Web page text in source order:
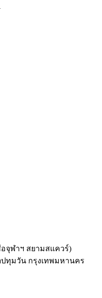
จุฬาฯ สยามสแควร์)
ทุมวัน กรุงเทพมหานคร